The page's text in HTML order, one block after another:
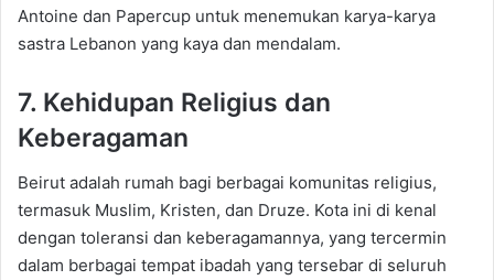
Antoine dan Papercup untuk menemukan karya-karya
sastra Lebanon yang kaya dan mendalam.
7. Kehidupan Religius dan
Keberagaman
Beirut adalah rumah bagi berbagai komunitas religius,
termasuk Muslim, Kristen, dan Druze. Kota ini di kenal
dengan toleransi dan keberagamannya, yang tercermin
dalam berbagai tempat ibadah yang tersebar di seluruh